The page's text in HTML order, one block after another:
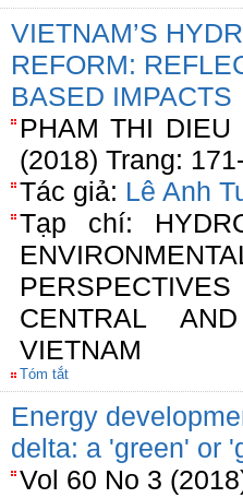
VIETNAM’S
REFORM:
BASED IMPACTS
PHAM THI
(2018) Trang:
Tác giả: Lê Anh
Tạp chí:
CENTRAL
VIETNAM
Tóm tắt
Energy
delta: a 'green' or
Vol 60 No 3